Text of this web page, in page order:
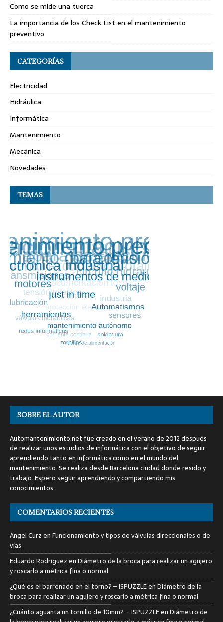
Como se mide una tuerca
La importancia de los Check List en el mantenimiento
preventivo
CATEGORÍAS
Electricidad
Hidráulica
Informática
Mantenimiento
Mecánica
Novedades
TEMAS
SOBRE EL AUTOR
Automantenimiento.net fue creado en el verano de 2012 después
de realizar unos estudios de informática con el objetivo de seguir
aprendiendo tanto en informática como en el mundo del
mantenimiento. Se realiza desde Barcelona ciudad donde resido y
trabajo. Espero seguir aprendiendo y compartiendo mis
conocimientos.
COMENTARIOS RECIENTES
Angel CurzenFuncionamiento y tipos de válvulas direccionales o de
vías
Eduardo RodriguezenDiámetro de la broca para realizar un agujero
y roscarlo a métrica fina o normal
¿Qué es el barrenado en el torno? – ISPUZZLEenDiámetro de la
broca para realizar un agujero y roscarlo a métrica fina o normal
¿Cuánto aguanta un tornillo de 10mm? – ISPUZZLEenDiámetro de